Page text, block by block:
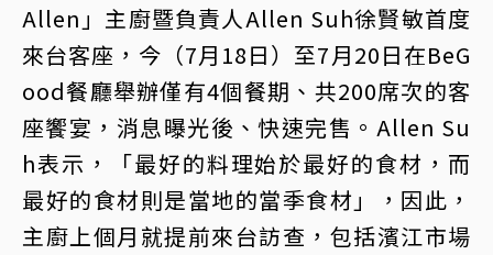
Allen」主廚暨負責人Allen Suh徐賢敏首度
來台客座，今（7月18日）至7月20日在BeG
ood餐廳舉辦僅有4個餐期、共200席次的客
座饗宴，消息曝光後、快速完售。Allen Su
h表示，「最好的料理始於最好的食材，而
最好的食材則是當地的當季食材」，因此，
主廚上個月就提前來台訪查，包括濱江市場